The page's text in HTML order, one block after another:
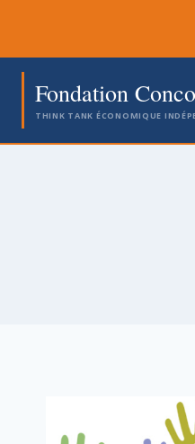
contenu
Fondation
THINK TANK ÉCONOMIQUE